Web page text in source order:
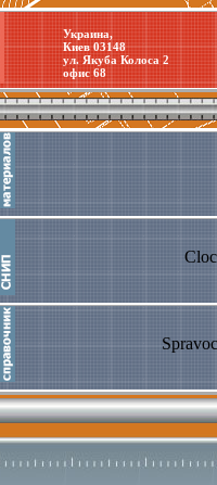
Украина,
Киев 03148
ул. Якуба Колоса 2
офис 68